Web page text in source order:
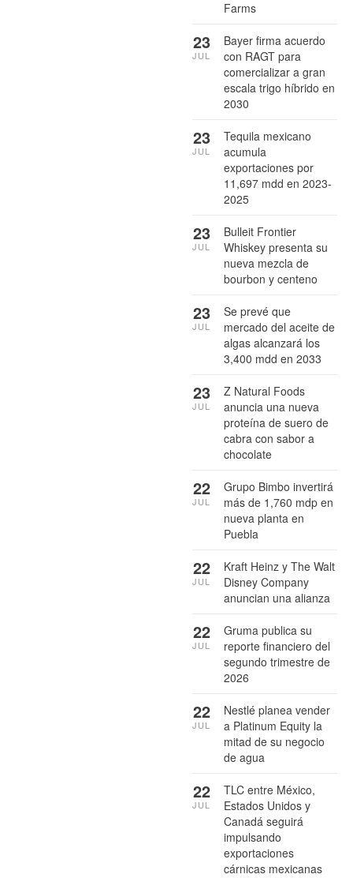
Farms
Bayer firma acuerdo
con RAGT para
comercializar a gran
escala trigo híbrido en
2030
23
JUL
Tequila mexicano
acumula
exportaciones por
11,697 mdd en 2023-
2025
23
JUL
Bulleit Frontier
Whiskey presenta su
nueva mezcla de
bourbon y centeno
23
JUL
Se prevé que
mercado del aceite de
algas alcanzará los
3,400 mdd en 2033
23
JUL
Z Natural Foods
anuncia una nueva
proteína de suero de
cabra con sabor a
chocolate
23
JUL
Grupo Bimbo invertirá
más de 1,760 mdp en
nueva planta en
Puebla
22
JUL
Kraft Heinz y The Walt
Disney Company
anuncian una alianza
22
JUL
Gruma publica su
reporte financiero del
segundo trimestre de
2026
22
JUL
Nestlé planea vender
a Platinum Equity la
mitad de su negocio
de agua
22
JUL
TLC entre México,
Estados Unidos y
Canadá seguirá
impulsando
exportaciones
cárnicas mexicanas
22
JUL